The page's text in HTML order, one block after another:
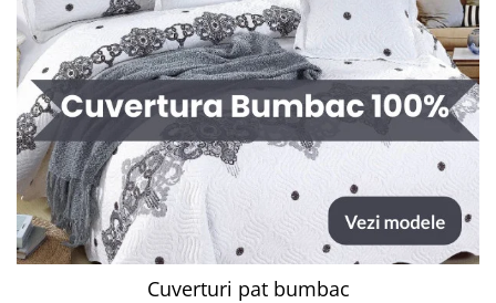
Cuverturi pat bumbac